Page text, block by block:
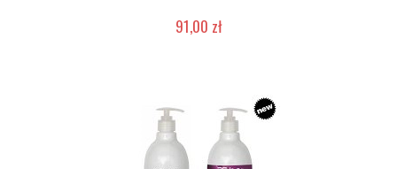
91,00 zł